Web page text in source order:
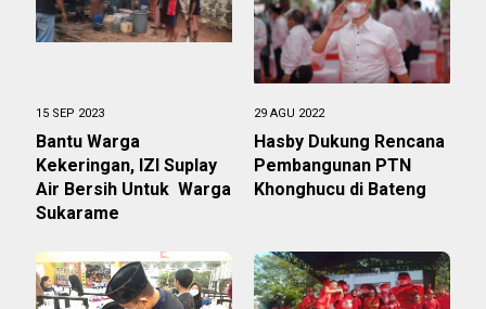
15 SEP 2023
Bantu Warga
Kekeringan, IZI Suplay
Air Bersih Untuk Warga
Sukarame
29 AGU 2022
Hasby Dukung Rencana
Pembangunan PTN
Khonghucu di Bateng